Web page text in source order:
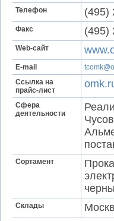
Телефон (495)
Факс (495)
Web-сайт
E-mail
Ссылка на
прайс-лист
Сфера
деятельности
Сортамент
Склады